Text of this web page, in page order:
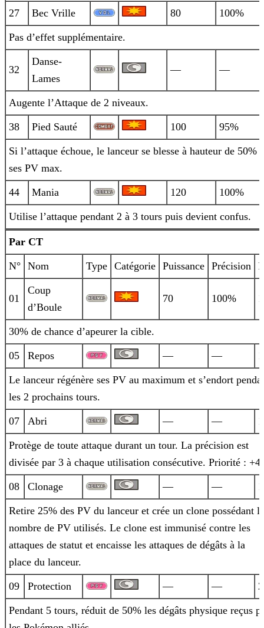
27 Bec Vrille 80 100%
Pas d’effet supplémentaire.
32
Danse-
Lames
— —
Augente l’Attaque de 2 niveaux.
38 Pied Sauté 100 95%
Si l’attaque échoue, le lanceur se blesse à hauteur de 50%
ses PV max.
44 Mania 120 100%
Utilise l’attaque pendant 2 à 3 tours puis devient confus.
Par CT
N° Nom Type Catégorie Puissance Précision
01
Coup
d’Boule
70 100%
30% de chance d’apeurer la cible.
05 Repos — —
Le lanceur régénère ses PV au maximum et s’endort
les 2 prochains tours.
07 Abri — —
Protège de toute attaque durant un tour. La précision est
divisée par 3 à chaque utilisation consécutive. Priorité : +4.
08 Clonage — —
Retire 25% des PV du lanceur et crée un clone possédant le
nombre de PV utilisés. Le clone est immunisé contre les
attaques de statut et encaisse les attaques de dégâts à la
place du lanceur.
09 Protection — —
Pendant 5 tours, réduit de 50% les dégâts physique reçus